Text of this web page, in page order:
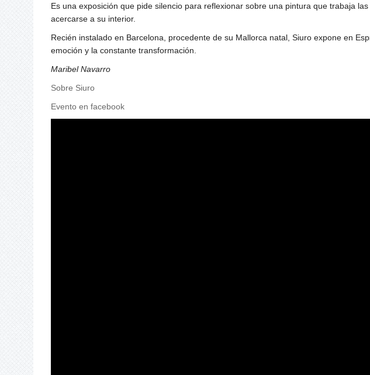
Es una exposición que pide silencio para reflexionar sobre una pintura que trabaja
acercarse a su interior.
Recién instalado en Barcelona, procedente de su Mallorca natal, Siuro expone en
emoción y la constante transformación.
Maribel Navarro
Sobre Siuro
Evento en facebook